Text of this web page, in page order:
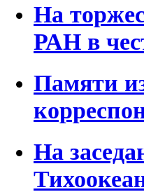
На
РАН в
Памяти
На